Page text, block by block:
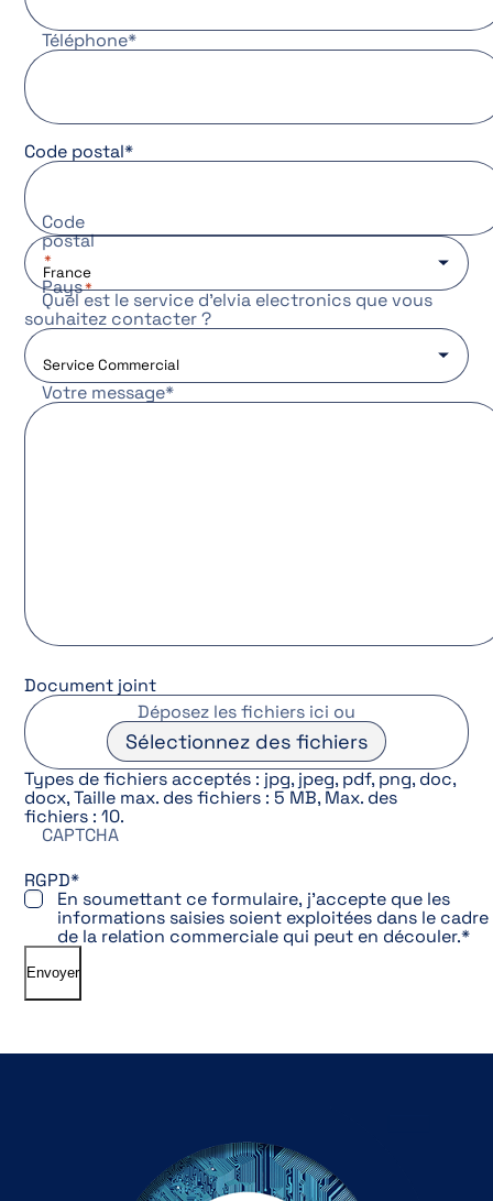
Téléphone*
Code postal*
Code
postal
Pays
Quel est le service d’elvia electronics que vous
souhaitez contacter ?
Votre message*
Document joint
Déposez les fichiers ici ou
Sélectionnez des fichiers
Types de fichiers acceptés : jpg, jpeg, pdf, png, doc,
docx, Taille max. des fichiers : 5 MB, Max. des
fichiers : 10.
CAPTCHA
RGPD*
En soumettant ce formulaire, j’accepte que les
informations saisies soient exploitées dans le cadre
de la relation commerciale qui peut en découler.*